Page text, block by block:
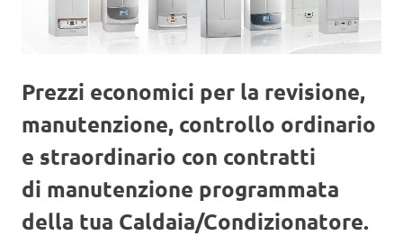
Prezzi economici per la revisione,
manutenzione, controllo ordinario
e straordinario con contratti
di manutenzione programmata
della tua Caldaia/Condizionatore.